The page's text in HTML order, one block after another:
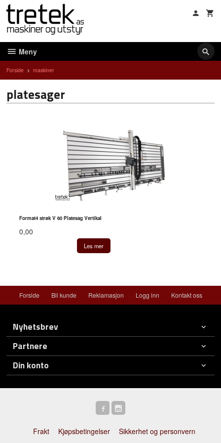
Gå
innholdet
Meny
Forside maskiner
platesager
Format4 strøk V 60 Platesag Vertikal
0,00
Les mer
Forside Bli kunde Reklamasjon Logg inn Kontakt oss
Nyhetsbrev
Partnere
Din konto
Frakt Kjøpsbetingelser Sikkerhet og personvern